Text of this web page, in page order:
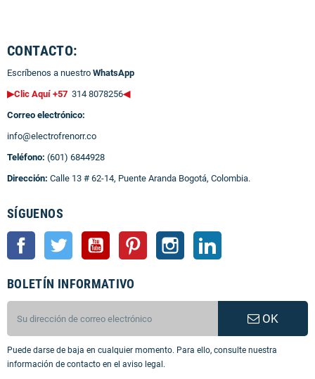
CONTACTO:
Escríbenos a nuestro WhatsApp
▶Clic Aquí +57 314 8078256◀
Correo electrónico:
info@electrofrenorr.co
Teléfono: (601) 6844928
Dirección: Calle 13 # 62-14, Puente Aranda Bogotá, Colombia.
SÍGUENOS
Facebook Twitter YouTube Pinterest Instagram
BOLETÍN INFORMATIVO
OK
Puede darse de baja en cualquier momento. Para ello, consulte nuestra
información de contacto en el aviso legal.